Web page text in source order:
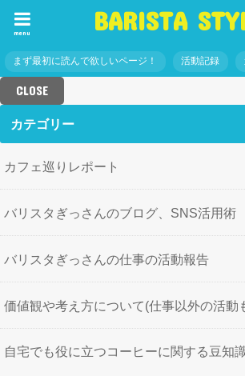
BARISTA
menu
まず最初に読んで欲しいページ！ 活動記録
CLOSE
カテゴリー
カフェ巡りレポート
バリスタぎっさんのブログ、SNS活用術
バリスタぎっさんの仕事の活動報告
価値観や考え方について(仕事以外の活動
自宅でも役に立つコーヒーに関する豆知